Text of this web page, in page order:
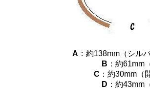
A ：約138mm（シル
B ：約61mm
C ：約30mm（
D ：約43mm